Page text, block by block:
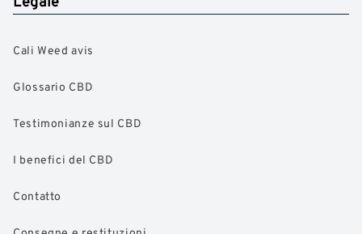
Cali Weed avis
Glossario CBD
Testimonianze sul CBD
I benefici del CBD
Contatto